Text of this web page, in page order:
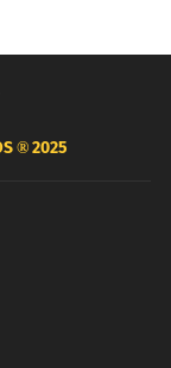
®2025